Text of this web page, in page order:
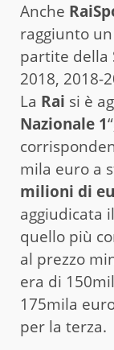
Anche
raggiunto
partite della
2018, 2018-
La Rai si è
Nazionale 1
mila euro a
milioni di
aggiudicata
quello più
al prezzo
era di
175mila
per la terza.